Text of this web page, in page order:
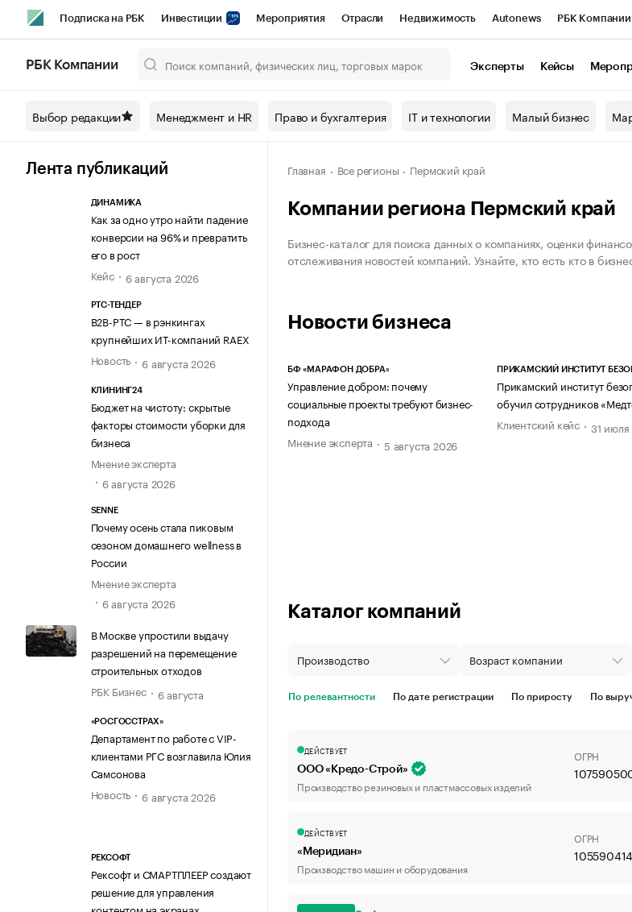
Подписка на РБК Инвестиции Мероприятия Отрасли Недвижимость Autonews РБК Компании
Спецпроекты СПб Конференции СПб Спецпроекты Проверка контрагентов
Технологии и медиа
РБК Компании Эксперты Кейсы
Выбор редакции Менеджмент и HR Право и бухгалтерия IT и технологии Малый бизнес
Лента публикаций
ДИНАМИКА
Как за одно утро найти падение
конверсии на 96% и превратить
его в рост
Кейс
6 августа 2026
РТС-ТЕНДЕР
В2В-РТС — в рэнкингах
крупнейших ИТ-компаний RAEX
Новость
6 августа 2026
КЛИНИНГ24
Бюджет на чистоту: скрытые
факторы стоимости уборки для
бизнеса
Мнение эксперта
6 августа 2026
SENNE
Почему осень стала пиковым
сезоном домашнего wellness в
России
Мнение эксперта
6 августа 2026
В Москве упростили выдачу
разрешений на перемещение
строительных отходов
РБК Бизнес
6 августа
«РОСГОССТРАХ»
Департамент по работе с VIP-
клиентами РГС возглавила Юлия
Самсонова
Новость
6 августа 2026
РЕКСОФТ
Рексофт и СМАРТПЛЕЕР создают
решение для управления
Главная Все регионы Пермский край
Компании региона Пермский край
Бизнес-каталог для поиска данных о компаниях, оценки
отслеживания новостей компаний. Узнайте, кто есть кто в
Новости бизнеса
БФ «МАРАФОН ДОБРА»
Управление добром: почему
социальные проекты требуют бизнес-
подхода
Мнение эксперта
5 августа 2026
ПРИКАМСКИЙ ИНСТИТУТ
Прикамский институт
обучил сотрудников
Клиентский кейс
31
Каталог компаний
По релевантности По дате регистрации По приросту По
ДЕЙСТВУЕТ
ООО «Кредо-Строй»
Производство резиновых и пластмассовых изделий
ОГРН
ДЕЙСТВУЕТ
«Меридиан»
Производство машин и оборудования
ОГРН